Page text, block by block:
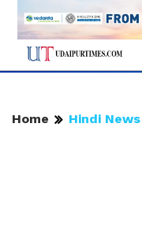
Home Hindi News